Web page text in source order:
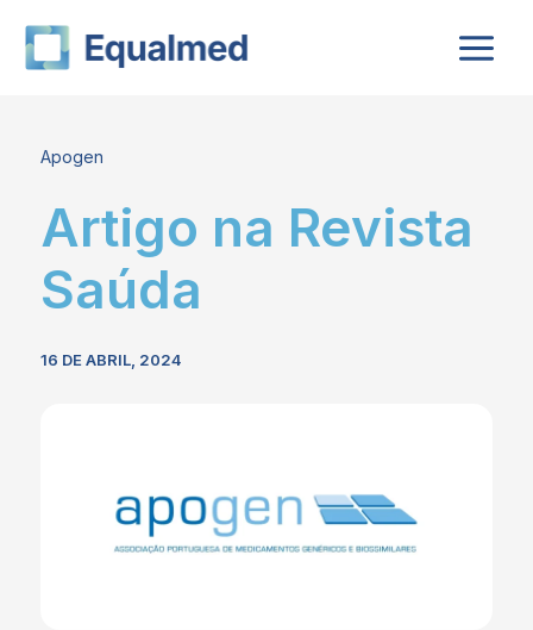
content
Apogen
Artigo na Revista
Saúda
16 DE ABRIL, 2024